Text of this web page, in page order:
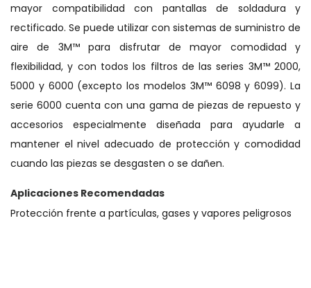
mayor compatibilidad con pantallas de soldadura y
rectificado. Se puede utilizar con sistemas de suministro de
aire de 3M™ para disfrutar de mayor comodidad y
flexibilidad, y con todos los filtros de las series 3M™ 2000,
5000 y 6000 (excepto los modelos 3M™ 6098 y 6099). La
serie 6000 cuenta con una gama de piezas de repuesto y
accesorios especialmente diseñada para ayudarle a
mantener el nivel adecuado de protección y comodidad
cuando las piezas se desgasten o se dañen.
Aplicaciones Recomendadas
Protección frente a partículas, gases y vapores peligrosos